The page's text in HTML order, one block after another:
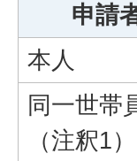
申請
本人
同一世帯
（注釈1）